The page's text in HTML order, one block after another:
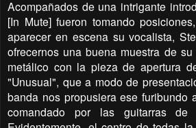
Acompañados de una intrigante
[In Mute] fueron tomando
aparecer en escena su vocalista,
ofrecernos una buena muestra de
metálico con la pieza de apertura
"Unusual", que a modo de
banda nos propusiera ese furibundo
comandado por las guitarras de